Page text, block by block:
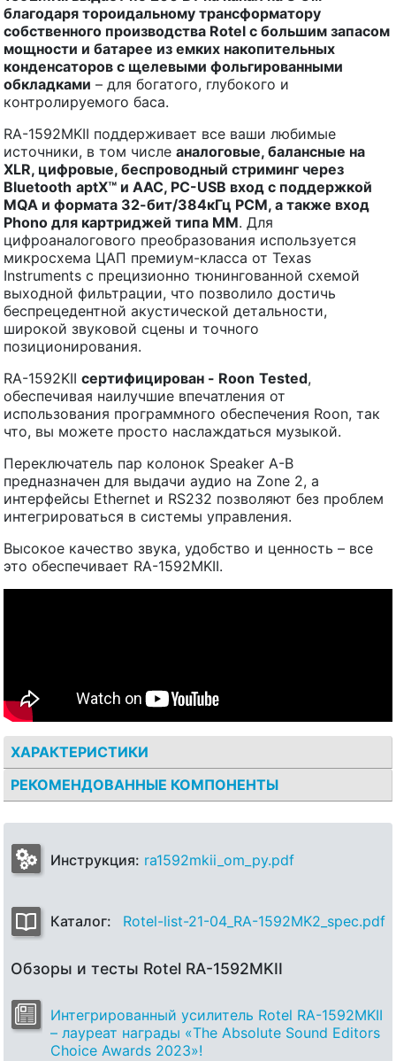
благодаря тороидальному трансформатору
собственного производства Rotel с большим запасом
мощности и батарее из емких накопительных
конденсаторов с щелевыми фольгированными
обкладками – для богатого, глубокого и
контролируемого баса.
RA-1592MKII поддерживает все ваши любимые
источники, в том числе аналоговые, балансные на
XLR, цифровые, беспроводный стриминг через
Bluetooth aptX™ и AAC, PC-USB вход с поддержкой
MQA и формата 32-бит/384кГц PCM, а также вход
Phono для картриджей типа MM. Для
цифроаналогового преобразования используется
микросхема ЦАП премиум-класса от Texas
Instruments с прецизионно тюнингованной схемой
выходной фильтрации, что позволило достичь
беспрецедентной акустической детальности,
широкой звуковой сцены и точного
позиционирования.
RA-1592KII сертифицирован - Roon Tested,
обеспечивая наилучшие впечатления от
использования программного обеспечения Roon, так
что, вы можете просто наслаждаться музыкой.
Переключатель пар колонок Speaker A-B
предназначен для выдачи аудио на Zone 2, а
интерфейсы Ethernet и RS232 позволяют без проблем
интегрироваться в системы управления.
Высокое качество звука, удобство и ценность – все
это обеспечивает RA-1592MKII.
ХАРАКТЕРИСТИКИ
РЕКОМЕНДОВАННЫЕ КОМПОНЕНТЫ
Инструкция: ra1592mkii_om_py.pdf
Каталог: Rotel-list-21-04_RA-1592MK2_spec.pdf
Обзоры и тесты Rotel RA-1592MKII
Интегрированный усилитель Rotel RA-1592MKII
– лауреат награды «The Absolute Sound Editors
Choice Awards 2023»!